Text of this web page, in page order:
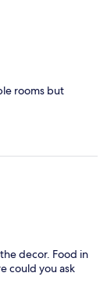
rooms but
decor. Food in
could you ask